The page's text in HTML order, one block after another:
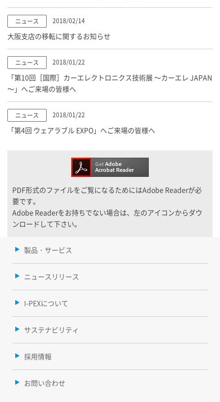
ニュース 2018/02/14
大阪支店の移転に関するお知らせ
ニュース 2018/01/22
「第10回［国際］カーエレクトロニクス技術展 ～カーエレ JAPAN
～」へご来場の皆様へ
ニュース 2018/01/22
「第4回 ウェアラブル EXPO」へご来場の皆様へ
PDF形式のファイルをご覧になるためにはAdobe Readerが必
要です。
Adobe Readerをお持ちでない場合は、左のアイコンからダウ
ンロードして下さい。
製品・サービス
ニュースリリース
I-PEXについて
サステナビリティ
採用情報
お問い合わせ